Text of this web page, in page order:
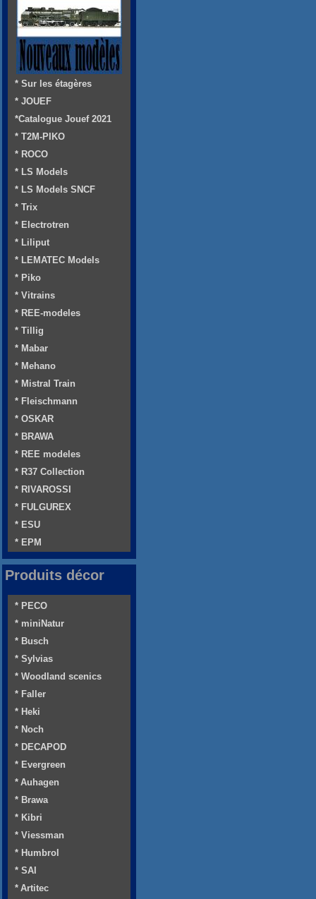
* Sur les étagères
* JOUEF
*Catalogue Jouef 2021
* T2M-PIKO
* ROCO
* LS Models
* LS Models SNCF
* Trix
* Electrotren
* Liliput
* LEMATEC Models
* Piko
* Vitrains
* REE-modeles
* Tillig
* Mabar
* Mehano
* Mistral Train
* Fleischmann
* OSKAR
* BRAWA
* REE modeles
* R37 Collection
* RIVAROSSI
* FULGUREX
* ESU
* EPM
Produits décor
* PECO
* miniNatur
* Busch
* Sylvias
* Woodland scenics
* Faller
* Heki
* Noch
* DECAPOD
* Evergreen
* Auhagen
* Brawa
* Kibri
* Viessman
* Humbrol
* SAI
* Artitec